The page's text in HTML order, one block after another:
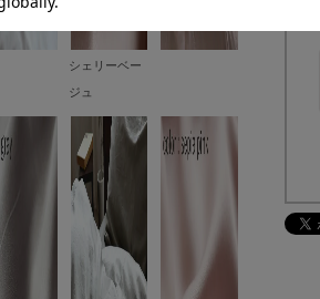
シェリーベー
ジュ